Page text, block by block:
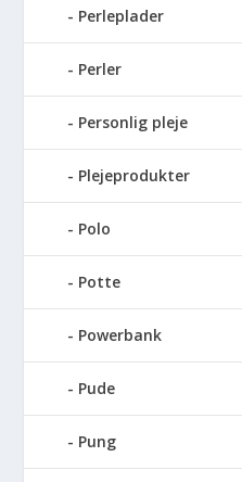
Perleplader
Perler
Personlig pleje
Plejeprodukter
Polo
Potte
Powerbank
Pude
Pung